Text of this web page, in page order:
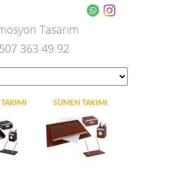
Tasarım
363 49 92
SÜMEN TAKIMI